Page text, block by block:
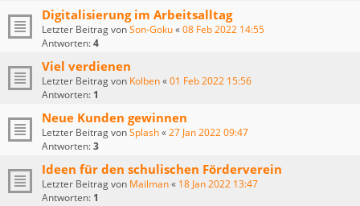
Digitalisierung im Arbeitsalltag
Letzter Beitrag vonSon-Goku«08 Feb 2022 14:55
Antworten:4
Viel verdienen
Letzter Beitrag von Kolben«01 Feb 2022 15:56
Antworten: 1
Neue Kunden gewinnen
Letzter Beitrag vonSplash«27 Jan 2022 09:47
Antworten:3
Ideen für den schulischen Förderverein
Letzter Beitrag von Mailman« 18 Jan 2022 13:47
Antworten: 1